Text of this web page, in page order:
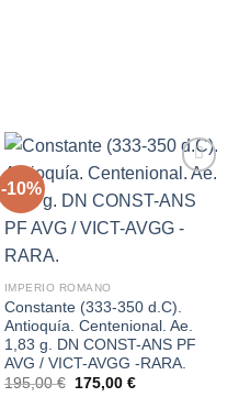
-10%
Añadir
IMPERIO ROMANO
Constante (333-350 d.C).
Antioquía. Centenional. Ae.
1,83 g. DN CONST-ANS PF
AVG / VICT-AVGG -RARA.
195,00€
El
175,00 €El